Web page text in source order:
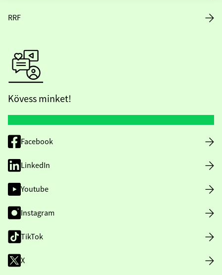
RRF
Kövess minket!
Facebook
LinkedIn
Youtube
Instagram
TikTok
X